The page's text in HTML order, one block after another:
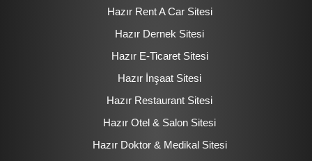
Hazır Rent A Car Sitesi
Hazır Dernek Sitesi
Hazır E-Ticaret Sitesi
Hazır İnşaat Sitesi
Hazır Restaurant Sitesi
Hazır Otel & Salon Sitesi
Hazır Doktor & Medikal Sitesi